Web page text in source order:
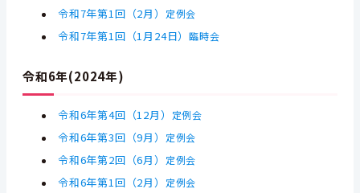
令和7年第1回（2月） 定例会
令和7年第1回 （1月24日）臨時会
令和6年(2024年)
令和6年第4回（12月） 定例会
令和6年第3回（9月） 定例会
令和6年第2回（6月） 定例会
令和6年第1回（2月） 定例会